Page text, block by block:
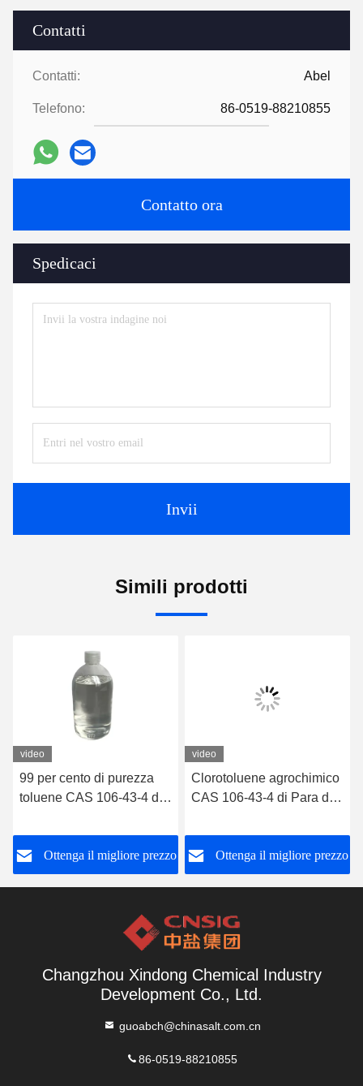
Contatti
Contatti: Abel
Telefono: 86-0519-88210855
Contatto ora
Spedicaci
Invii
Simili prodotti
video
99 per cento di purezza
toluene CAS 106-43-4 di
Ottenga il migliore prezzo
video
Clorotoluene agrochimico
CAS 106-43-4 di Para dei
Ottenga il migliore prezzo
Changzhou Xindong Chemical Industry
Development Co., Ltd.
guoabch@chinasalt.com.cn
86-0519-88210855